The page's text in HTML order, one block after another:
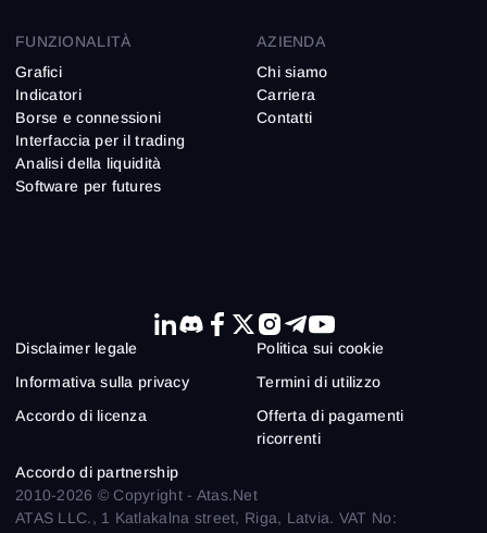
FUNZIONALITÀ
Grafici
Indicatori
Borse e connessioni
Interfaccia per il trading
Analisi della liquidità
Software per futures
AZIENDA
Chi siamo
Carriera
Contatti
2010-2026 © Copyright - Atas.Net
ATAS LLC., 1 Katlakalna street, Riga, Latvia. VAT No:
Disclaimer legale
Politica sui cookie
Informativa sulla privacy
Termini di utilizzo
Accordo di licenza
Offerta di pagamenti
ricorrenti
Accordo di partnership